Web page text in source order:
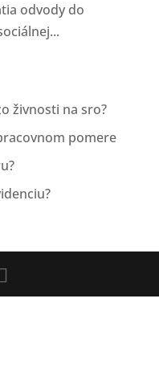
odvody do
živnosti na sro?
pomere